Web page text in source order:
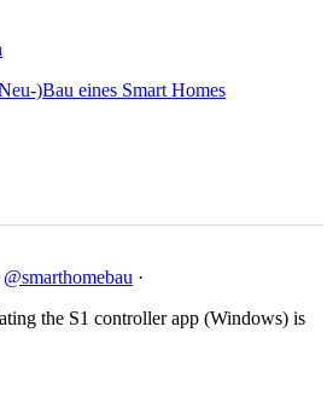
)Bau eines Smart Homes
@smarthomebau ·
the S1 controller app (Windows) is